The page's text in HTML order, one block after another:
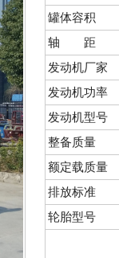
罐体容积
轴 距
发动机厂家
发动机功率
发动机型号
整备质量
额定载质量
排放标准
轮胎型号